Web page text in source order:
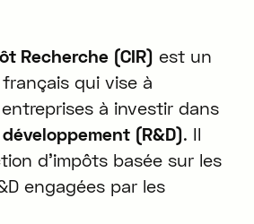
Recherche (CIR) est un
français qui vise à
à investir dans
(R&D). Il
d'impôts basée sur les
engagées par les